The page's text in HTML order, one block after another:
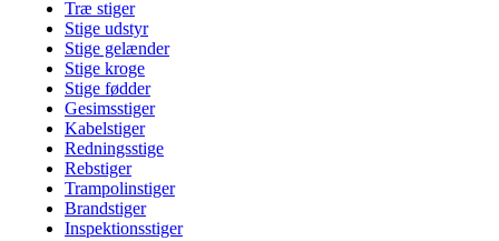
Træ stiger
Stige udstyr
Stige gelænder
Stige kroge
Stige fødder
Gesimsstiger
Kabelstiger
Redningsstige
Rebstiger
Trampolinstiger
Brandstiger
Inspektionsstiger